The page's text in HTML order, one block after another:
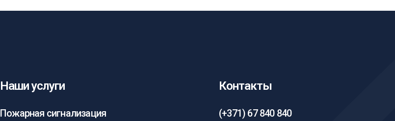
Наши услуги
Пожарная сигнализация
Контакты
(+371) 67 840 840